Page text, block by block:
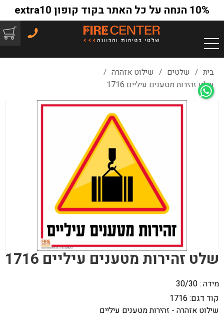
10% הנחה על כל האתר בקוד קופון extra10
בית / שלטים / שילוט אזהרה /
שלט זהירות מטענים עיליים 1716
שלט זהירות מטענים עיליים 1716
מידה : 30/30
קוד דגם:1716
שילוט אזהרה - זהירות מטענים עיליים